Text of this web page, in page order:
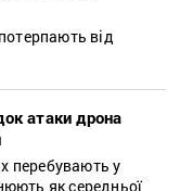
від
атаки дрона
перебувають у
як середньої